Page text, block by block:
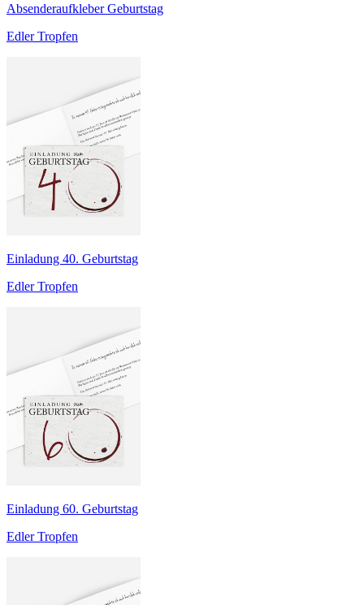
Absenderaufkleber Geburtstag
Edler Tropfen
Einladung 40. Geburtstag
Edler Tropfen
Einladung 60. Geburtstag
Edler Tropfen